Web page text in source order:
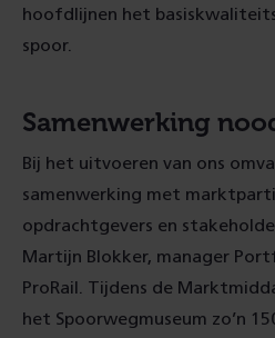
hoofdlijnen het
spoor.
Samenwerking
Bij het uitvoeren van ons
samenwerking met
opdrachtgevers en
Martijn Blokker, manager
ProRail. Tijdens de
het Spoorwegmuseum zo’n